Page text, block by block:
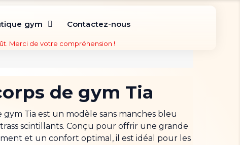
gym Contactez-nous
Merci de votre compréhension !
de gym Tia
gym Tia est un modèle sans manches bleu
scintillants. Conçu pour offrir une grande
et un confort optimal, il est idéal pour les